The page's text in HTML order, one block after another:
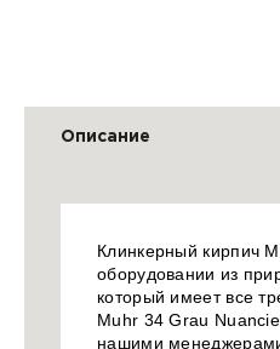
Описание
Клинкерный кирпич
оборудовании из
который имеет все
Muhr 34 Grau
нашими